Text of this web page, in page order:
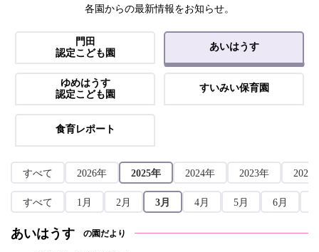
各園からの最新情報をお知らせ。
門田
認定こども園
あいはうす
ゆめはうす
認定こども園
すいみい保育園
食育レポート
すべて 2026年 2025年 2024年 2023年 2022
すべて 1月 2月 3月 4月 5月 6月
あいはうす の園だより